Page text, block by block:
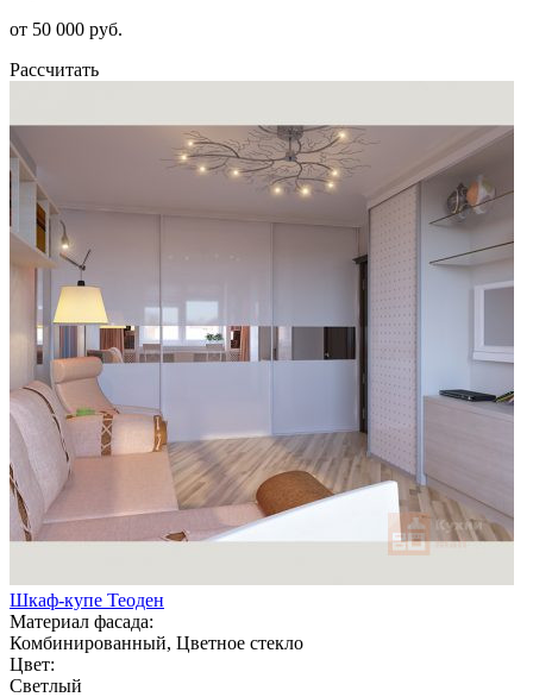
от 50 000 руб.
Рассчитать
Шкаф-купе Теоден
Материал фасада:
Комбинированный, Цветное стекло
Цвет:
Светлый